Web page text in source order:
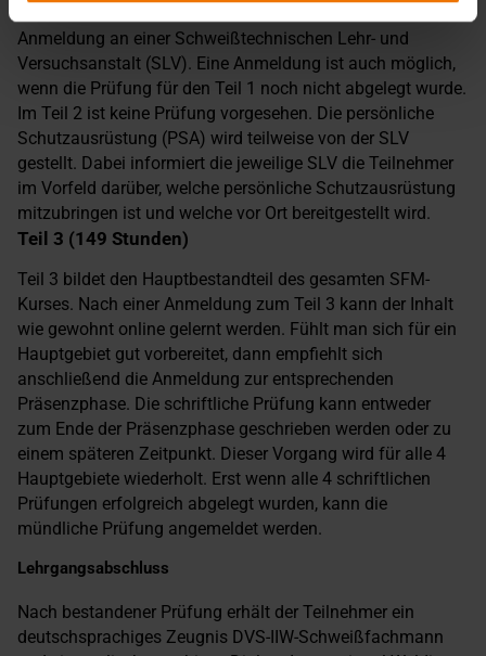
Anmeldung an einer Schweißtechnischen Lehr- und
Versuchsanstalt (SLV). Eine Anmeldung ist auch möglich,
wenn die Prüfung für den Teil 1 noch nicht abgelegt wurde.
Im Teil 2 ist keine Prüfung vorgesehen. Die persönliche
Schutzausrüstung (PSA) wird teilweise von der SLV
gestellt. Dabei informiert die jeweilige SLV die Teilnehmer
im Vorfeld darüber, welche persönliche Schutzausrüstung
mitzubringen ist und welche vor Ort bereitgestellt wird.
Teil 3 (149 Stunden)
Teil 3 bildet den Hauptbestandteil des gesamten SFM-
Kurses. Nach einer Anmeldung zum Teil 3 kann der Inhalt
wie gewohnt online gelernt werden. Fühlt man sich für ein
Hauptgebiet gut vorbereitet, dann empfiehlt sich
anschließend die Anmeldung zur entsprechenden
Präsenzphase. Die schriftliche Prüfung kann entweder
zum Ende der Präsenzphase geschrieben werden oder zu
einem späteren Zeitpunkt. Dieser Vorgang wird für alle 4
Hauptgebiete wiederholt. Erst wenn alle 4 schriftlichen
Prüfungen erfolgreich abgelegt wurden, kann die
mündliche Prüfung angemeldet werden.
Lehrgangsabschluss
Nach bestandener Prüfung erhält der Teilnehmer ein
deutschsprachiges Zeugnis DVS-IIW-Schweißfachmann